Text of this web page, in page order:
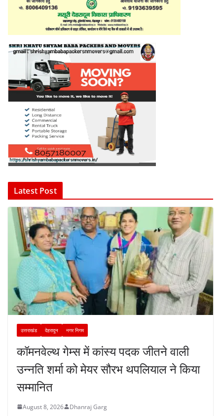
Latest Post
उत्तराखंड देहरादून नगर निगम
कॉमनवेल्थ गेम्स में कांस्य पदक जीतने वाली
उन्नति शर्मा को मेयर सौरभ थपलियाल ने किया
सम्मानित
August 8, 2026 Dhanraj Garg